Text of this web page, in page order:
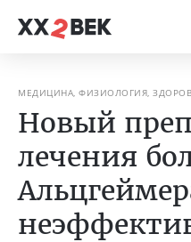
МЕДИЦИНА, ФИЗИОЛОГИЯ,
Новый
лечения